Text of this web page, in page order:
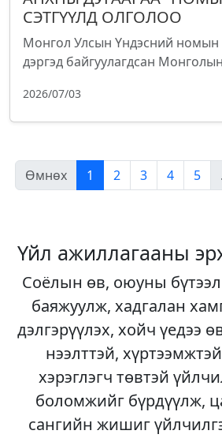
СЭТГҮҮЛД ОЛГОЛОО
Монгол Улсын Үндэсний номын
дэргэд байгуулагдсан
2026/07/03
Өмнөх 1 2 3 4 5
Үйл ажиллагааны
Соёлын өв, оюуны
баяжуулж, хадгалан
дэлгэрүүлэх, хойч үедээ
нээлттэй,
хэрэглэгч төвтэй
боломжийг бүрдүүлж,
сангийн жишиг